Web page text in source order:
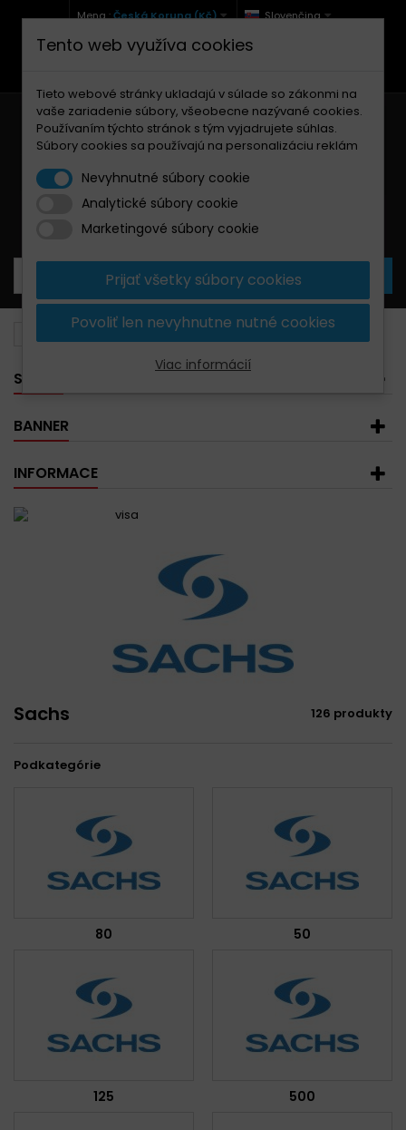
Mena :Česká Koruna (Kč) Slovenčina
+420 771 127 977 (Po-Pá, 9-12 a 13-17)
Košík0Produkty
SACHS
BANNER
INFORMACE
Sachs 126 produkty
Podkategórie
80 50
125 500
Tento web využíva cookies
Tieto webové stránky ukladajú v súlade so zákonmi na
vaše zariadenie súbory, všeobecne nazývané cookies.
Používaním týchto stránok s tým vyjadrujete súhlas.
Súbory cookies sa používajú na personalizáciu reklám
Nevyhnutné súbory cookie
Analytické súbory cookie
Marketingové súbory cookie
Prijať všetky súbory cookies
Povoliť len nevyhnutne nutné cookies
Viac informácií